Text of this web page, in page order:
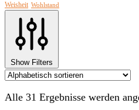
Weisheit Wohlstand
Show Filters
Alle 31 Ergebnisse werden